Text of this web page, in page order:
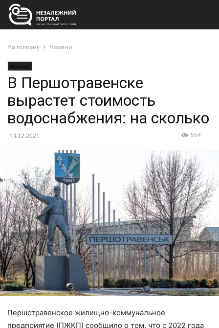
На головну Новини
Новини
В Першотравенске
вырастет стоимость
водоснабжения: на сколько
13.12.2021 554
Першотравенское жилищно-коммунальное
предприятие (ПЖКП) сообщило о том, что с 2022 года